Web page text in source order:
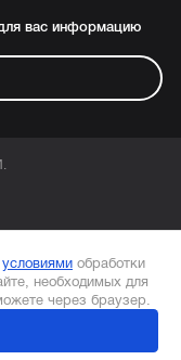
вас информацию
условиями обработки
необходимых для
через браузер.